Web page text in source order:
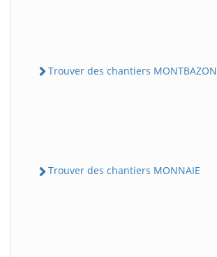
Trouver des chantiers MONTBAZON
Trouver des chantiers MONNAIE